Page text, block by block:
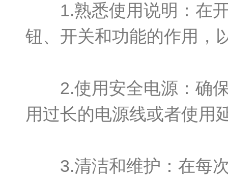
1.熟悉使用说明：在开
钮、开关和功能的作用，
2.使用安全电源：确保
用过长的电源线或者使用
3.清洁和维护：在每次